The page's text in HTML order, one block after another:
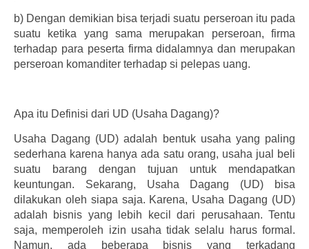
b) Dengan demikian bisa terjadi suatu perseroan itu pada
suatu ketika yang sama merupakan perseroan, firma
terhadap para peserta firma didalamnya dan merupakan
perseroan komanditer terhadap si pelepas uang.
Apa itu Definisi dari UD (Usaha Dagang)?
Usaha Dagang (UD) adalah bentuk usaha yang paling
sederhana karena hanya ada satu orang, usaha jual beli
suatu barang dengan tujuan untuk mendapatkan
keuntungan. Sekarang, Usaha Dagang (UD) bisa
dilakukan oleh siapa saja. Karena, Usaha Dagang (UD)
adalah bisnis yang lebih kecil dari perusahaan. Tentu
saja, memperoleh izin usaha tidak selalu harus formal.
Namun, ada beberapa bisnis yang terkadang